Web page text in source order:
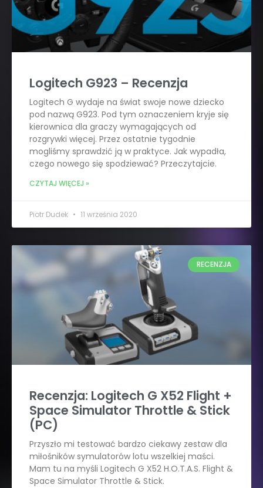
Logitech G923 – Recenzja
Logitech G wydaje na świat swoje nowe dziecko
pod nazwą G923. Pod tym oznaczeniem kryje się
kierownica dla graczy wymagających od
rozgrywki więcej. Przez ostatnie tygodnie
mogliśmy sprawdzić ją w praktyce. Jak wypadła,
czego nowego się spodziewać? Przeczytajcie.
CZYTAJ WIĘCEJ »
Piotr Dudek 11 września 2020
RECENZJA
Recenzja: Logitech G X52 Flight +
Space Simulator Throttle & Stick
(PC)
Przyszło mi testować bardzo ciekawy zestaw dla
miłośników symulatorów lotu wszelkiej maści.
Mam tu na myśli Logitech G X52 H.O.T.A.S. Flight &
Space Simulator Throttle & Stick.